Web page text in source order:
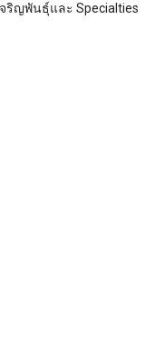
ริญพันธุ์และ Specialties